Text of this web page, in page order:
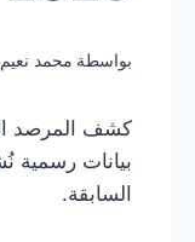
بواسطة محمد نعيم
السابقة.